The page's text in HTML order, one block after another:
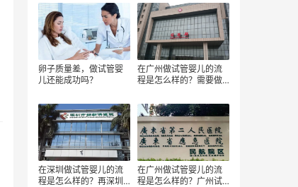
卵子质量差，做试管婴
儿还能成功吗？
在广州做试管婴儿的流
程是怎么样的？需要做
在深圳做试管婴儿的流
程是怎么样的？再深圳
在广州做试管婴儿的流
程是怎么样的？广州试